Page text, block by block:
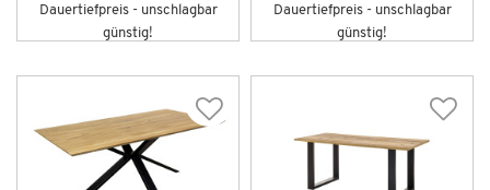
Dauertiefpreis - unschlagbar
günstig!
Dauertiefpreis - unschlagbar
günstig!